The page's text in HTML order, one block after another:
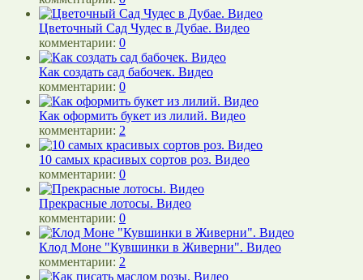
Цветочный Сад Чудес в Дубае. Видео
комментарии: 0
Как создать сад бабочек. Видео
комментарии: 0
Как оформить букет из лилий. Видео
комментарии: 2
10 самых красивых сортов роз. Видео
комментарии: 0
Прекрасные лотосы. Видео
комментарии: 0
Клод Моне "Кувшинки в Живерни". Видео
комментарии: 2